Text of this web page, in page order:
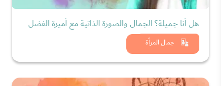
جمال المرأة
هل أنا جميلة؟ الجمال والصورة الذاتية مع أميرة الفضل
شاهد الان